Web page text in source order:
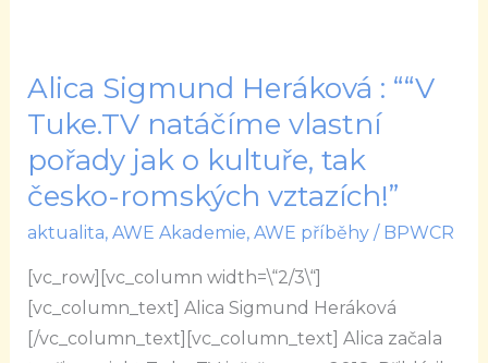
Alica Sigmund Heráková : ““V
Tuke.TV natáčíme vlastní
pořady jak o kultuře, tak
česko-romských vztazích!”
aktualita, AWE Akademie, AWE příběhy/ BPWCR
[vc_row][vc_column width=\“2/3\“]
[vc_column_text] Alica Sigmund Heráková
[/vc_column_text][vc_column_text] Alica začala
Alica
Sigmund
Heráková
““V
Tuke.TV
natáčíme
vlastní
pořady